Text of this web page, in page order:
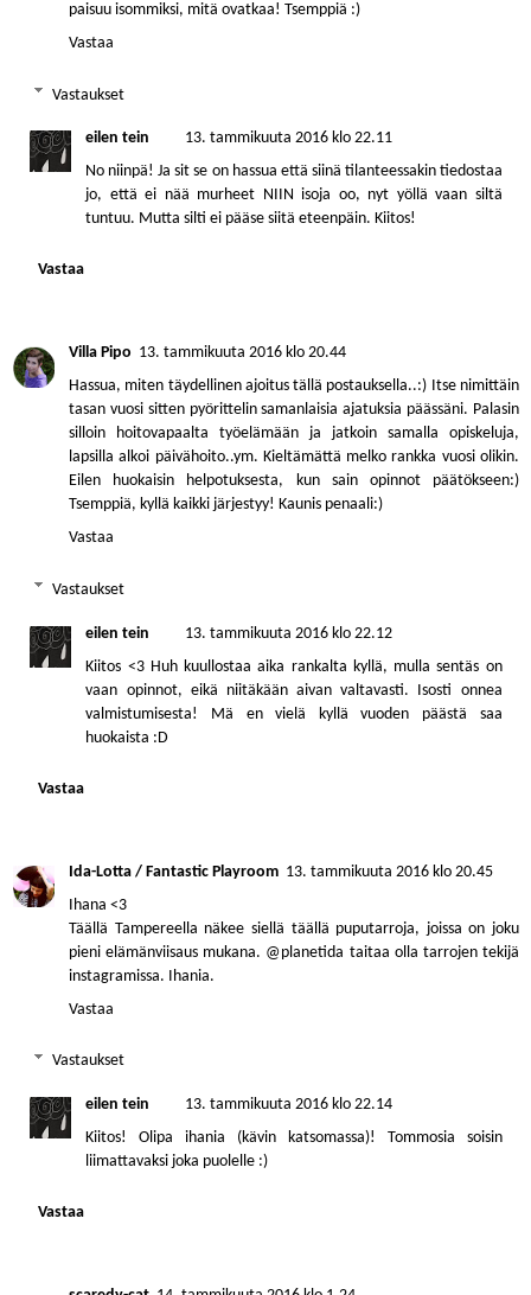
paisuu isommiksi, mitä ovatkaa! Tsemppiä :)
Vastaa
Vastaukset
eilen tein
13. tammikuuta 2016 klo 22.11
No niinpä! Ja sit se on hassua että siinä tilanteessakin tiedostaa
jo, että ei nää murheet NIIN isoja oo, nyt yöllä vaan siltä
tuntuu. Mutta silti ei pääse siitä eteenpäin. Kiitos!
Vastaa
Villa Pipo 13. tammikuuta 2016 klo 20.44
Hassua, miten täydellinen ajoitus tällä postauksella..:) Itse nimittäin
tasan vuosi sitten pyörittelin samanlaisia ajatuksia päässäni. Palasin
silloin hoitovapaalta työelämään ja jatkoin samalla opiskeluja,
lapsilla alkoi päivähoito..ym. Kieltämättä melko rankka vuosi olikin.
Eilen huokaisin helpotuksesta, kun sain opinnot päätökseen:)
Tsemppiä, kyllä kaikki järjestyy! Kaunis penaali:)
Vastaa
Vastaukset
eilen tein
13. tammikuuta 2016 klo 22.12
Kiitos <3 Huh kuullostaa aika rankalta kyllä, mulla sentäs on
vaan opinnot, eikä niitäkään aivan valtavasti. Isosti onnea
valmistumisesta! Mä en vielä kyllä vuoden päästä saa
huokaista :D
Vastaa
Ida-Lotta / Fantastic Playroom 13. tammikuuta 2016 klo 20.45
Ihana <3
Täällä Tampereella näkee siellä täällä puputarroja, joissa on joku
pieni elämänviisaus mukana. @planetida taitaa olla tarrojen tekijä
instagramissa. Ihania.
Vastaa
Vastaukset
eilen tein
13. tammikuuta 2016 klo 22.14
Kiitos! Olipa ihania (kävin katsomassa)! Tommosia soisin
liimattavaksi joka puolelle :)
Vastaa